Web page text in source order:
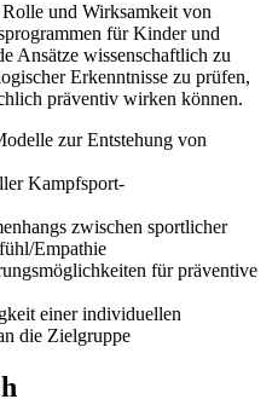
und Wirksamkeit von
für Kinder und
Ansätze wissenschaftlich zu
Erkenntnisse zu prüfen,
präventiv wirken können.
zur Entstehung von
Kampfsport-
zwischen sportlicher
Empathie
für präventive
einer individuellen
die Zielgruppe